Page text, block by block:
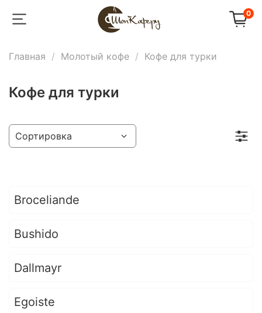
0
Главная Молотый кофе Кофе для турки
Кофе для турки
Broceliande
Bushido
Dallmayr
Egoiste